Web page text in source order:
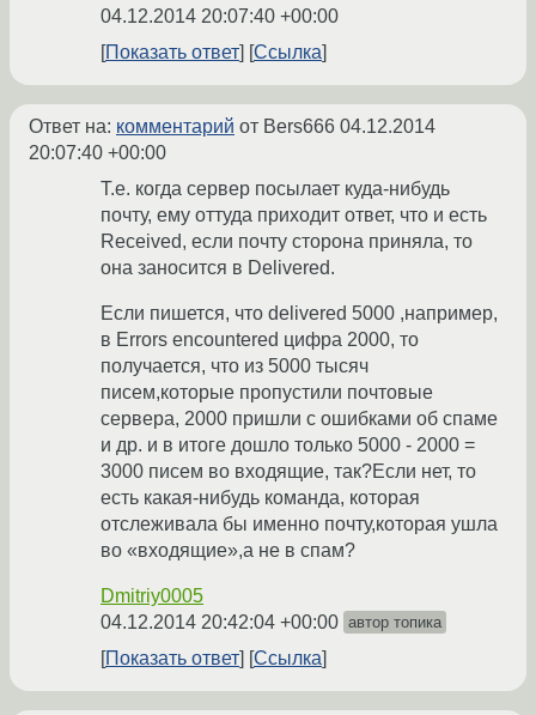
04.12.2014 20:07:40 +00:00
Показать ответ
Ссылка
Ответ на: комментарий от Bers666 04.12.2014
20:07:40 +00:00
Т.е. когда сервер посылает куда-нибудь
почту, ему оттуда приходит ответ, что и есть
Received, если почту сторона приняла, то
она заносится в Delivered.
Если пишется, что delivered 5000 ,например,
в Errors encountered цифра 2000, то
получается, что из 5000 тысяч
писем,которые пропустили почтовые
сервера, 2000 пришли с ошибками об спаме
и др. и в итоге дошло только 5000 - 2000 =
3000 писем во входящие, так?Если нет, то
есть какая-нибудь команда, которая
отслеживала бы именно почту,которая ушла
во «входящие»,а не в спам?
Dmitriy0005
04.12.2014 20:42:04 +00:00 автор топика
Показать ответ Ссылка